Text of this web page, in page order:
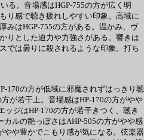
る。音場感はHGP-755の方が広く明
り感で聴き疲れしやすい印象。高域に
みはHGP-755の方がある。温かみ、ヴ
りとした迫力や力強さがある。響きは
では曇りに殺されるような印象。打ち
170の方が低域に邪魔されずはっきり聴
が若干上。音場感はHP-170の方がやや
ジはHP-170の方が若干きつく、聴き
ルの艶っぽさはAHP-505の方がやや感
やや豊かでこもり感が気になる。弦楽器